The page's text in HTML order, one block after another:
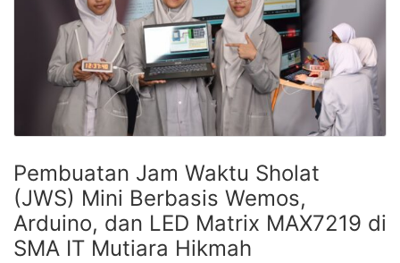
Pembuatan Jam Waktu Sholat
(JWS) Mini Berbasis Wemos,
Arduino, dan LED Matrix MAX7219 di
SMA IT Mutiara Hikmah